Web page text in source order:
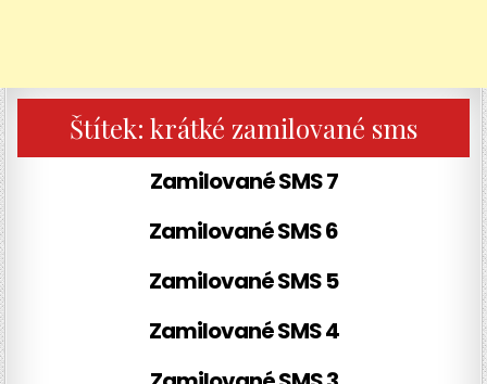
Štítek: krátké zamilované sms
Zamilované SMS 7
Zamilované SMS 6
Zamilované SMS 5
Zamilované SMS 4